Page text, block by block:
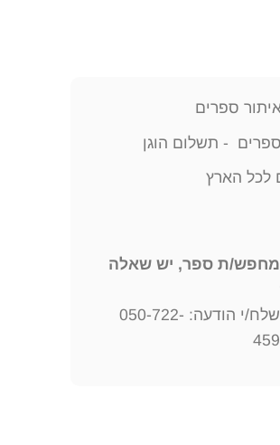
ספרים
- תשלום הוגן
לכל הארץ
מחפש/ת ספר, יש שאלה
שלח/י הודעה: 050-722-
הפסיכולוגים / ריצ'רד וולהיים